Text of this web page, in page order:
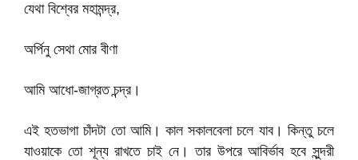
যেথা বিশ্বের মহামন্দ্র,
অর্পিনু সেথা মোর বীণা
আমি আধো-জাগ্রত চন্দ্র।
এই হতভাগা চাঁদটা তো আমি। কাল সকালবেলা চলে যাব। কিন্তু চলে
যাওয়াকে তো শূন্য রাখতে চাই নে। তার উপরে আবির্ভাব হবে সুন্দরী